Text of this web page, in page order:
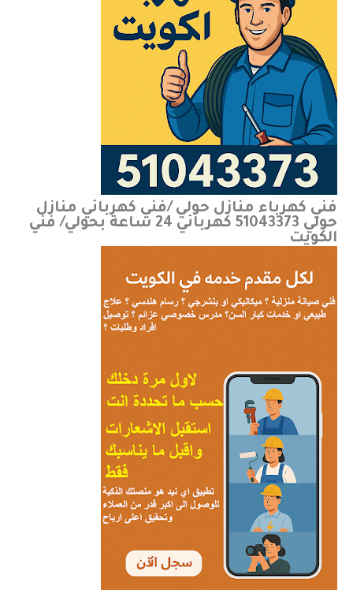
فني كهرباء منازل حولي /فني كهربائي منازل
حولي 51043373 كهربائي 24 ساعة بحولي/ فني
الكويت